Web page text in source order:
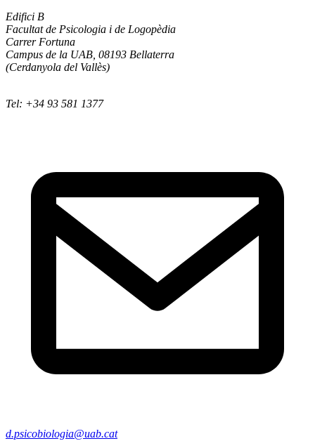
Edifici B
Facultat de Psicologia i de Logopèdia
Carrer Fortuna
Campus de la UAB, 08193 Bellaterra
(Cerdanyola del Vallès)
Tel: +34 93 581 1377
d.psicobiologia@uab.cat